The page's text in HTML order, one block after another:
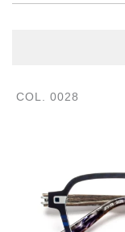
COL. 0028